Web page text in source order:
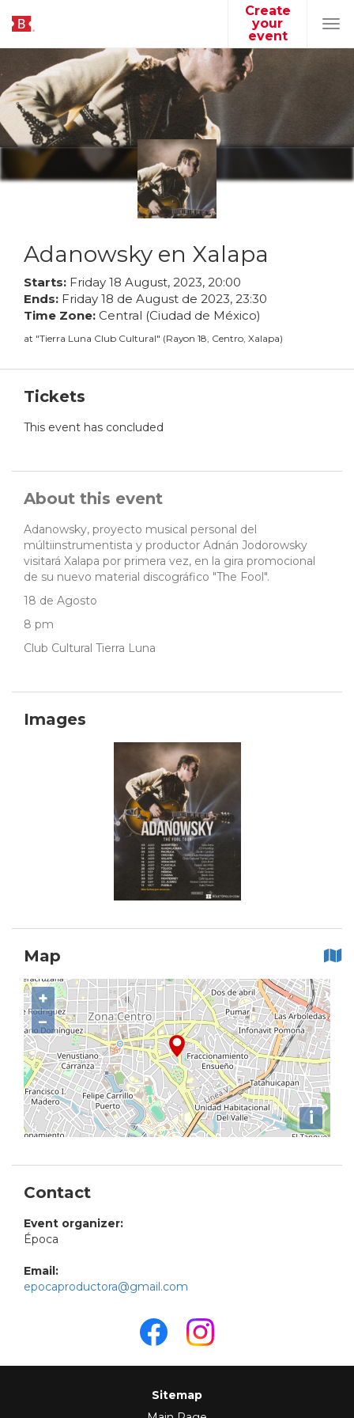
Create
your
event
Adanowsky en Xalapa
Starts: Friday 18 August, 2023, 20:00
Ends: Friday 18 de August de 2023, 23:30
Time Zone: Central (Ciudad de México)
at "Tierra Luna Club Cultural" (Rayon 18, Centro, Xalapa)
Tickets
This event has concluded
About this event
Adanowsky, proyecto musical personal del
múltiinstrumentista y productor Adnán Jodorowsky
visitará Xalapa por primera vez, en la gira promocional
de su nuevo material discográfico "The Fool".
18 de Agosto
8 pm
Club Cultural Tierra Luna
Images
Map
+
−
i
Contact
Event organizer:
Época
Email:
epocaproductora@gmail.com
Sitemap